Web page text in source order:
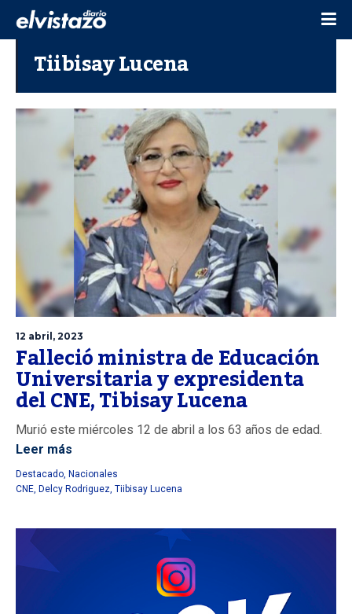
Tiibisay Lucena
12 abril, 2023
Falleció ministra de Educación
Universitaria y expresidenta
del CNE, Tibisay Lucena
Murió este miércoles 12 de abril a los 63 años de edad.
Leer más
Destacado, Nacionales
CNE, Delcy Rodriguez, Tiibisay Lucena